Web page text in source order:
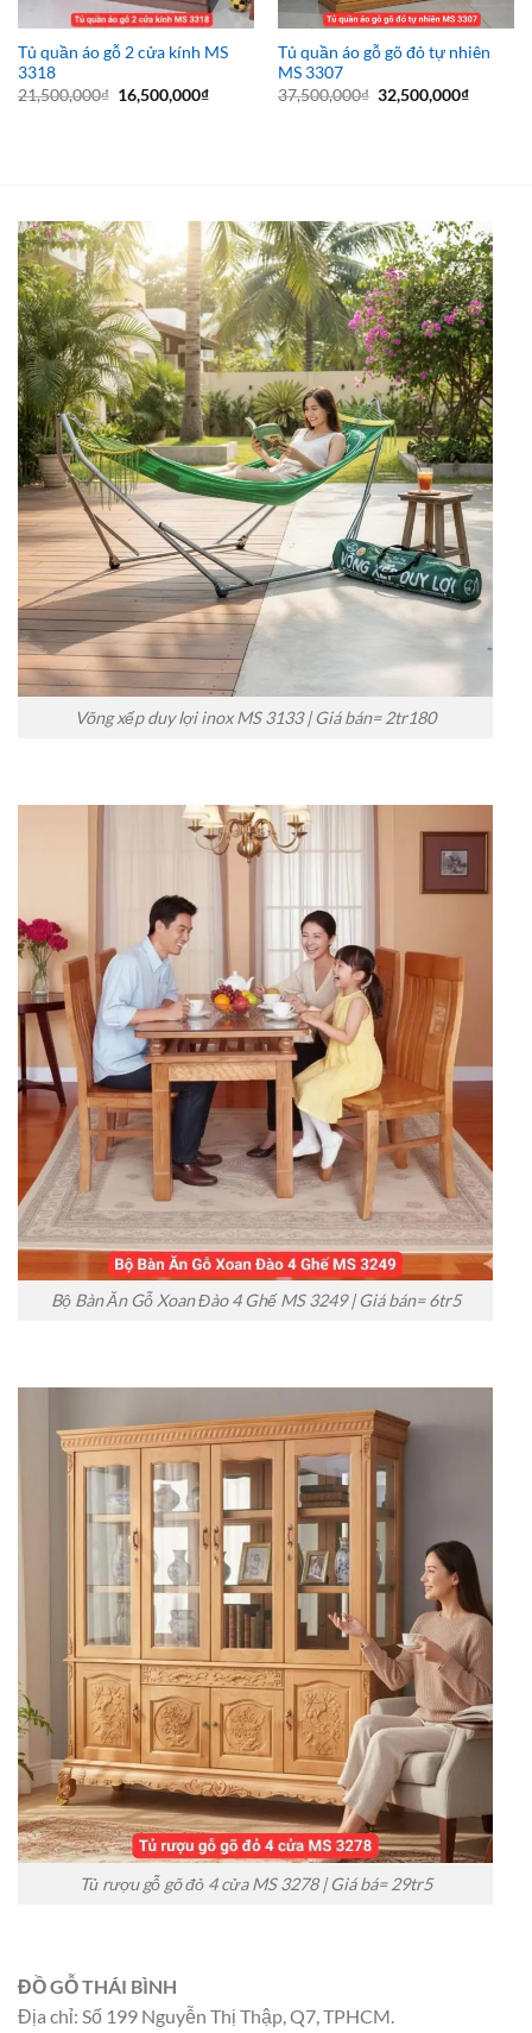
Tủ quần áo gỗ 2 cửa kính MS
3318
21,500,000₫ Giá
gốc
16,500,000₫Giá
Tủ quần áo gỗ gõ đỏ tự nhiên
MS 3307
37,500,000₫ Giá
gốc
32,500,000₫Giá
Võng xếp duy lợi inox MS 3133 | Giá bán= 2tr180
Bộ Bàn Ăn Gỗ Xoan Đào 4 Ghế MS 3249 | Giá bán= 6tr5
Tủ rượu gỗ gõ đỏ 4 cửa MS 3278 | Giá bá= 29tr5
ĐỒ GỖ THÁI BÌNH
Địa chỉ: Số 199 Nguyễn Thị Thập, Q7, TPHCM.